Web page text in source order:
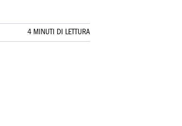
4 MINUTI DI LETTURA